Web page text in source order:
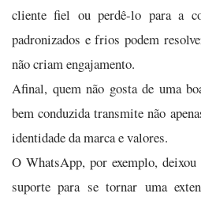
cliente fiel ou perdê-lo para a
padronizados e frios podem
não criam engajamento.
Afinal, quem não gosta de uma
bem conduzida transmite não
identidade da marca e valores.
O WhatsApp, por exemplo, deixou
suporte para se tornar uma